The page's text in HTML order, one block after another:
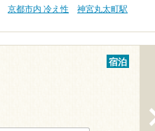
京都市内 冷え性
神宮丸太町駅
宿泊